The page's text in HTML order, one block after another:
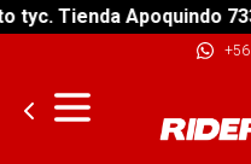
Tienda Apoquindo